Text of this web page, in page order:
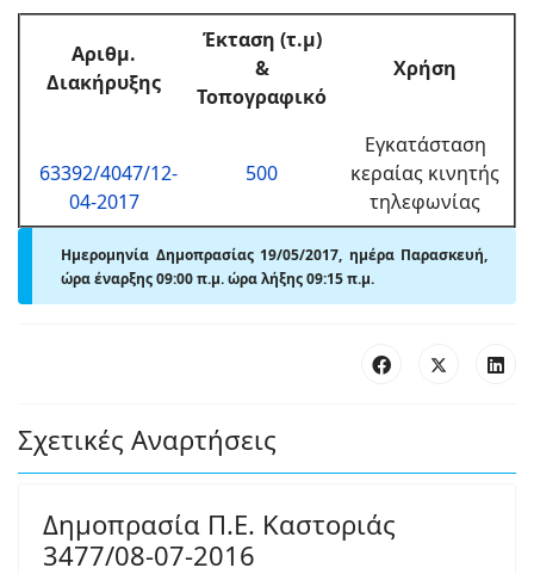
Αριθμ.
Διακήρυξης
Έκταση (τ.μ)
&
Τοπογραφικό
Χρήση
63392/4047/12-
04-2017
500
Εγκατάσταση
κεραίας κινητής
τηλεφωνίας
Ημερομηνία Δημοπρασίας 19/05/2017, ημέρα Παρασκευή,
ώρα έναρξης 09:00 π.μ. ώρα λήξης 09:15 π.μ.
Σχετικές Αναρτήσεις
Δημοπρασία Π.Ε. Καστοριάς
3477/08-07-2016